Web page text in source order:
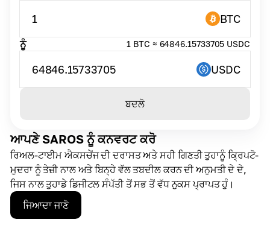
ਆਪਣੇ SAROS ਨੂੰ ਕਨਵਰਟ ਕਰੋ
ਰਿਅਲ-ਟਾਈਮ ਐਕਸਚੇਂਜ ਦੀ ਦਰਾਸਤ ਅਤੇ ਸਹੀ ਗਿਣਤੀ ਤੁਹਾਨੂੰ ਕ੍ਰਿਪਟੋ-
ਮੁਦਰਾ ਨੂੰ ਤੇਜ਼ੀ ਨਾਲ ਅਤੇ ਬਿਨ੍ਹੇ ਵੱਲ ਤਬਦੀਲ ਕਰਨ ਦੀ ਅਨੁਮਤੀ ਦੇ ਦੇ,
ਜਿਸ ਨਾਲ ਤੁਹਾਡੇ ਡਿਜੀਟਲ ਸੰਪੱਤੀ ਤੋਂ ਸਭ ਤੋਂ ਵੱਧ ਨੁਕਸ ਪ੍ਰਾਪਤ ਹੁੰ।
ਜਿਆਦਾ ਜਾਣੋ
1 BTC
ਨੂੰ 1 BTC ≈ 64846.15733705 USDC
64846.15733705 USDC
ਬਦਲੋ